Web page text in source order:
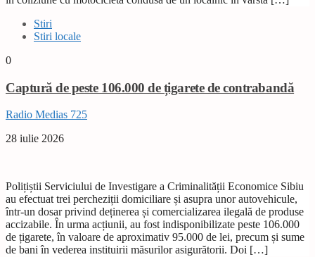
Stiri
Stiri locale
0
Captură de peste 106.000 de țigarete de contrabandă
Radio Medias 725
28 iulie 2026
Polițiștii Serviciului de Investigare a Criminalității Economice Sibiu
au efectuat trei percheziții domiciliare și asupra unor autovehicule,
într-un dosar privind deținerea și comercializarea ilegală de produse
accizabile. În urma acțiunii, au fost indisponibilizate peste 106.000
de țigarete, în valoare de aproximativ 95.000 de lei, precum și sume
de bani în vederea instituirii măsurilor asigurătorii. Doi […]